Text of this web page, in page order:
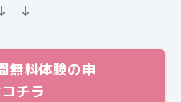
↓
無料体験の申
チラ